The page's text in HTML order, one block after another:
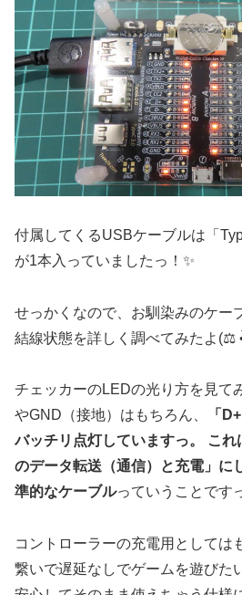
付属してくるUSBケーブルは「
が1本入っていましたっ！✨
せっかくなので、お馴染みのケー
結線状態を詳しく調べてみたよ(⚖️
チェッカーのLEDの光り方を見て
やGND（接地）はもちろん、
「
バッチリ点灯していますっ。 こ
のデータ転送（通信）と充電」に
準的なケーブルっていうことです
コントローラーの充電用としては
繋いで遅延なしでゲームを遊びた